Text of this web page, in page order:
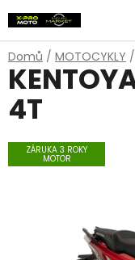
na
obsah
Domů / MOTOCYKLY /
4T
ZÁRUKA 3 ROKY
MOTOR